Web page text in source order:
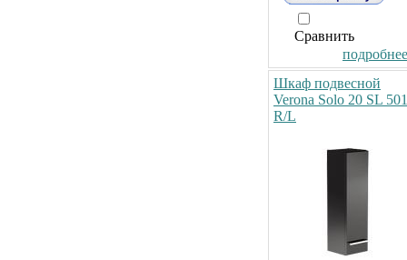
Сравнить
Шкаф подвесной
Verona Solo 20 SL 501
R/L